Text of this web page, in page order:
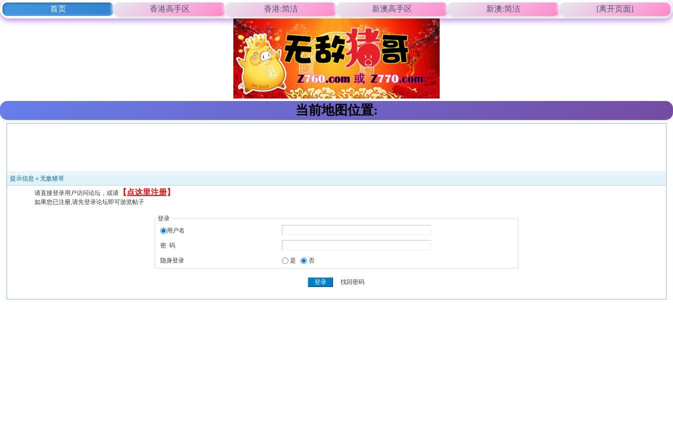
首页 香港高手区 香港:简洁 新澳高手区 新澳:简洁 [离开页面]
当前地图位置:
提示信息 »无敌猪哥
请直接登录用户访问论坛，或请 【 点这里注册】
如果您已注册,请先登录论坛即可游览帖子
登录
用户名
密 码
隐身登录 是 否
找回密码